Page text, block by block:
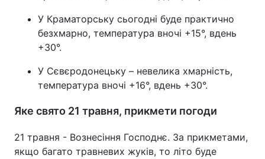
У Краматорську сьогодні буде практично
безхмарно, температура вночі +15°, вдень
+30°.
У Сєвєродонецьку – невелика хмарність,
температура вночі +16°, вдень +30°.
Яке свято 21 травня, прикмети погоди
21 травня - Вознесіння Господнє. За прикметами,
якщо багато травневих жуків, то літо буде